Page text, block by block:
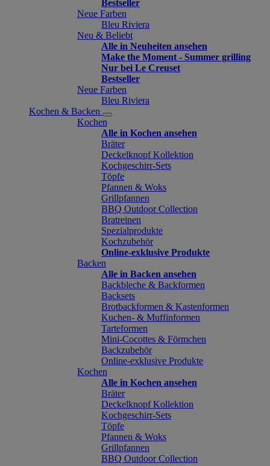
Bestseller
Neue Farben
Bleu Riviera
Neu & Beliebt
Alle in Neuheiten ansehen
Make the Moment - Summer grilling
Nur bei Le Creuset
Bestseller
Neue Farben
Bleu Riviera
Kochen & Backen
Kochen
Alle in Kochen ansehen
Bräter
Deckelknopf Kollektion
Kochgeschirr-Sets
Töpfe
Pfannen & Woks
Grillpfannen
BBQ Outdoor Collection
Bratreinen
Spezialprodukte
Kochzubehör
Online-exklusive Produkte
Backen
Alle in Backen ansehen
Backbleche & Backformen
Backsets
Brotbackformen & Kastenformen
Kuchen- & Muffinformen
Tarteformen
Mini-Cocottes & Förmchen
Backzubehör
Online-exklusive Produkte
Kochen
Alle in Kochen ansehen
Bräter
Deckelknopf Kollektion
Kochgeschirr-Sets
Töpfe
Pfannen & Woks
Grillpfannen
BBQ Outdoor Collection